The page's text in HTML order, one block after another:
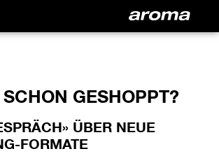
GESHOPPT?
ÜBER NEUE
FORMATE